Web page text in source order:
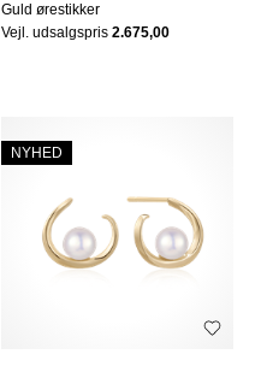
Guld ørestikker
Vejl. udsalgspris2.675,00
NYHED